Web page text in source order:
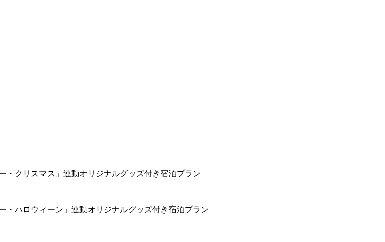
クリスマス」連動オリジナルグッズ付き宿泊プラン
ハロウィーン」連動オリジナルグッズ付き宿泊プラン